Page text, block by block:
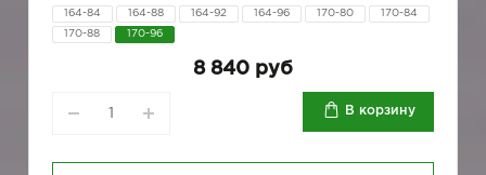
164-84 164-88 164-92 164-96 170-80 170-84
170-88 170-96
8 840 руб
В корзину